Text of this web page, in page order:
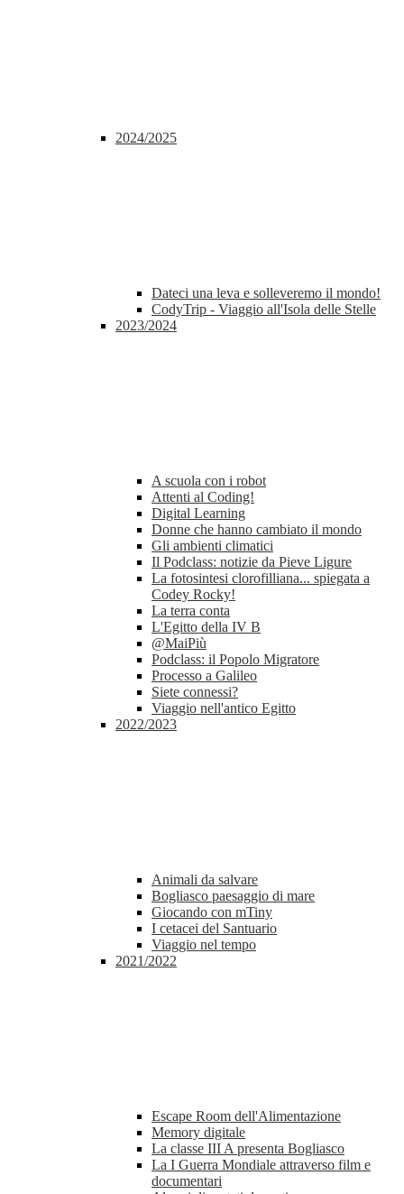
2024/2025
Dateci una leva e solleveremo il mondo!
CodyTrip - Viaggio all'Isola delle Stelle
2023/2024
A scuola con i robot
Attenti al Coding!
Digital Learning
Donne che hanno cambiato il mondo
Gli ambienti climatici
Il Podclass: notizie da Pieve Ligure
La fotosintesi clorofilliana... spiegata a
Codey Rocky!
La terra conta
L'Egitto della IV B
@MaiPiù
Podclass: il Popolo Migratore
Processo a Galileo
Siete connessi?
Viaggio nell'antico Egitto
2022/2023
Animali da salvare
Bogliasco paesaggio di mare
Giocando con mTiny
I cetacei del Santuario
Viaggio nel tempo
2021/2022
Escape Room dell'Alimentazione
Memory digitale
La classe III A presenta Bogliasco
La I Guerra Mondiale attraverso film e
documentari